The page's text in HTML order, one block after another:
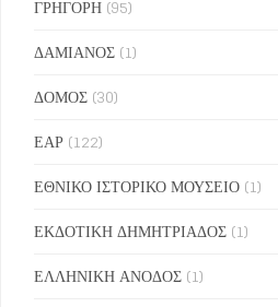
ΓΡΗΓΟΡΗ (95)
ΔΑΜΙΑΝΟΣ (1)
ΔΟΜΟΣ (30)
ΕΑΡ (122)
ΕΘΝΙΚΟ ΙΣΤΟΡΙΚΟ ΜΟΥΣΕΙΟ (1)
ΕΚΔΟΤΙΚΗ ΔΗΜΗΤΡΙΑΔΟΣ (1)
ΕΛΛΗΝΙΚΗ ΑΝΟΔΟΣ (1)